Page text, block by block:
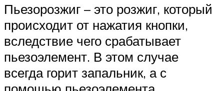
Пьезорозжиг – это розжиг, который
происходит от нажатия кнопки,
вследствие чего срабатывает
пьезоэлемент. В этом случае
всегда горит запальник, а с